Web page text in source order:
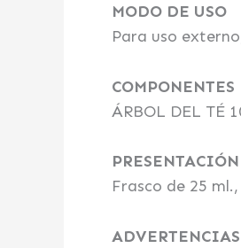
MODO DE USO
Para uso
COMPONENTES
ÁRBOL DEL TÉ
PRESENTACIÓN
Frasco de 25
ADVERTENCIAS